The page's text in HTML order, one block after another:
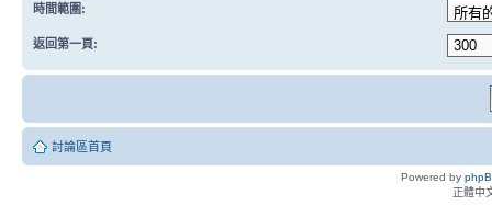
時間範圍:
返回第一頁:
討論區首頁
Powered by
正體中